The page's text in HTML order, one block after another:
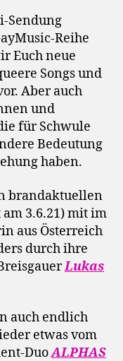
Sendung
Reihe
Euch neue
Songs und
Aber auch
und
für Schwule
Bedeutung
haben.
brandaktuellen
am 3.6.21) mit im
aus Österreich
durch ihre
Lukas
auch endlich
etwas vom
DuoALPHAS